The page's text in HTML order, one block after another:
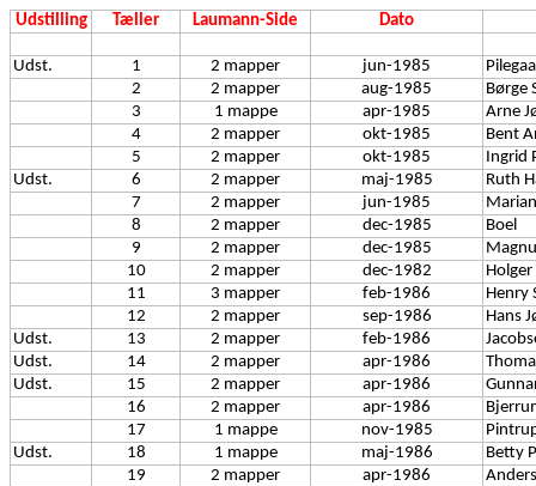
Udstilling Tæller Laumann-Side Dato
Udst. 1 2 mapper jun-1985
2
2 mapper aug-1985
Børge
3
1 mappe apr-1985
Arne
4
2 mapper okt-1985
Bent
5
2 mapper okt-1985
Ingrid
Udst.
6 2 mapper maj-1985
Ruth
7
2 mapper jun-1985
8
2 mapper dec-1985
Boel
9
2 mapper dec-1985
10
2 mapper dec-1982
11
3 mapper feb-1986
Henry
12
2 mapper sep-1986
Hans
Udst.
13 2 mapper feb-1986
Udst.
14 2 mapper apr-1986
Udst.
15 2 mapper apr-1986
16
2 mapper apr-1986
17
1 mappe nov-1985
Udst.
18 1 mappe maj-1986
Betty
19
2 mapper apr-1986